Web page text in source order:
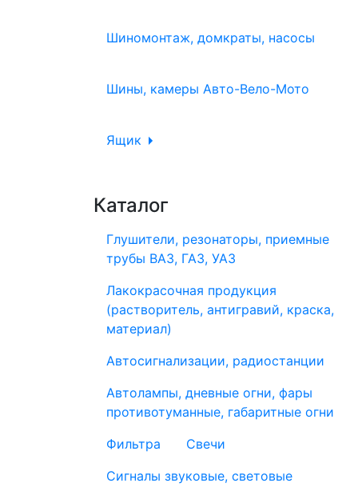
Шиномонтаж, домкраты, насосы
Шины, камеры Авто-Вело-Мото
Ящик
Каталог
Глушители, резонаторы, приемные
трубы ВАЗ, ГАЗ, УАЗ
Лакокрасочная продукция
(растворитель, антигравий, краска,
материал)
Автосигнализации, радиостанции
Автолампы, дневные огни, фары
противотуманные, габаритные огни
Фильтра
Свечи
Сигналы звуковые, световые